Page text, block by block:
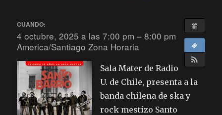
CUANDO:
4 octubre, 2025 a las 7:00 pm – 8:00 pm
America/Santiago Zona Horaria
Sala Mater de Radio
U. de Chile, presenta a la
banda chilena de ska y
rock mestizo Santo